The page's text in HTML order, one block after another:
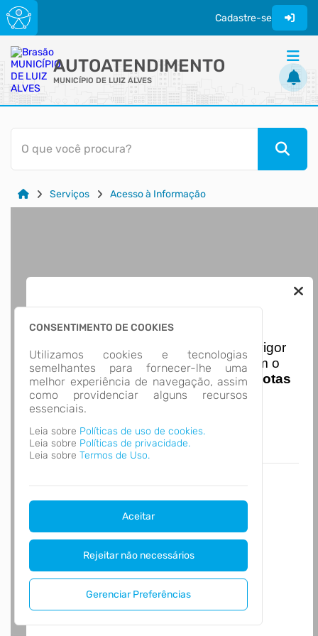
Cadastre-se
AUTOATENDIMENTO
MUNICÍPIO DE LUIZ ALVES
ACESSO RÁPIDO
Acessibilidade
Transparência
O que você procura?
Serviços Acesso à Informação
CONSENTIMENTO DE COOKIES
Utilizamos cookies e tecnologias
semelhantes para fornecer-lhe uma
melhor experiência de navegação, assim
como providenciar alguns recursos
essenciais.
Leia sobre Políticas de uso de cookies.
Leia sobre Políticas de privacidade.
Leia sobre Termos de Uso.
Aceitar
Rejeitar não necessários
Gerenciar Preferências
Nota Nacional
Iniciando em 01/01/2026
entra em vigor
a obrigatoriedade de integração com o
Ambiente de Dados Nacional das
Notas
de Serviço Eletrônicas
com isso
entraram em vigor
acesse o link abaixo e saiba mais.
Autoatendimento - MUNICÍPIO DE LUIZ
ALVES